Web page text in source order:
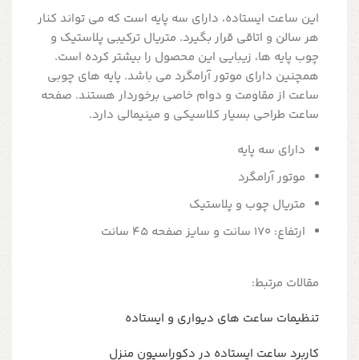
این ساعت ایستاده، دارای سه پایه است که می تواند کنار
هر سالن و اتاقی قرار بگیرد. متریال ترکیبی پلاستیک و
چوب پایه ها، زیبایی این محصول را بیشتر کرده است.
همچنین دارای موتور آرامگرد می باشد. پایه های چوبی
ساعت از مقاومت و دوام خاصی برخوردار هستند. صفحه
ساعت طراحی بسیار کلاسیکی و مینیمالی دارد.
دارای سه پایه
موتور آرامگرد
متریال چوب و پلاستیک
ارتفاع: 170 سانت و سایز صفحه 45 سانت
مقالات مرتبط:
تنظیمات ساعت های دیواری و ایستاده
کاربرد ساعت ایستاده در دکوراسیون منزل